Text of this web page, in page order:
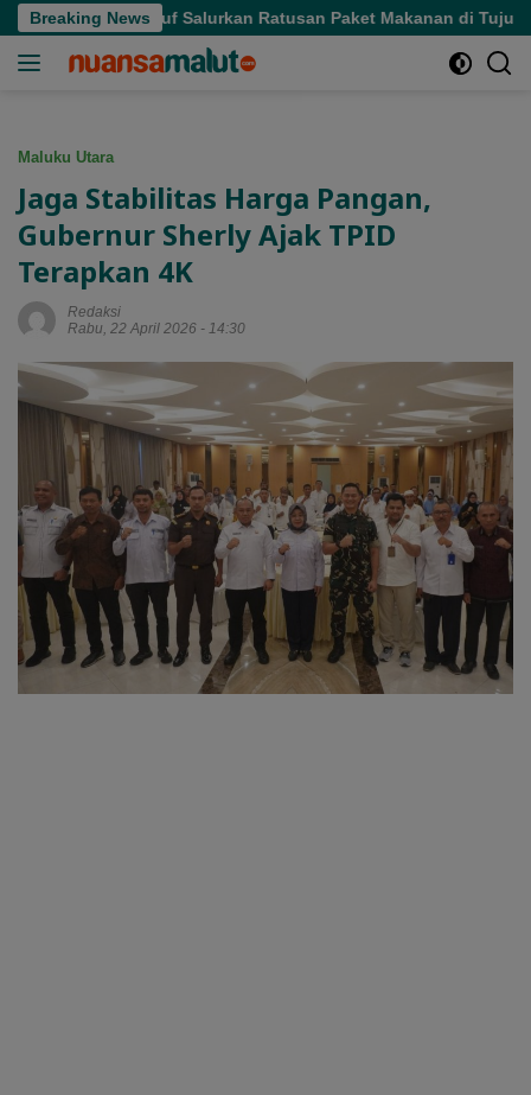
Langsung
ke
Breaking News
Hasby Yusuf Salurkan Ratusan Paket Makanan di Tujuh Masjid
Maluku Utara
Jaga Stabilitas Harga Pangan,
Gubernur Sherly Ajak TPID
Terapkan 4K
Redaksi
Rabu, 22 April 2026 - 14:30